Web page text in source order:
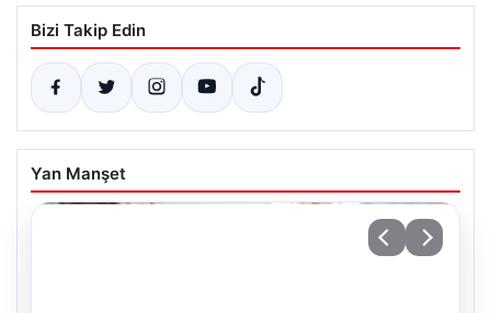
Bizi Takip Edin
Yan Manşet